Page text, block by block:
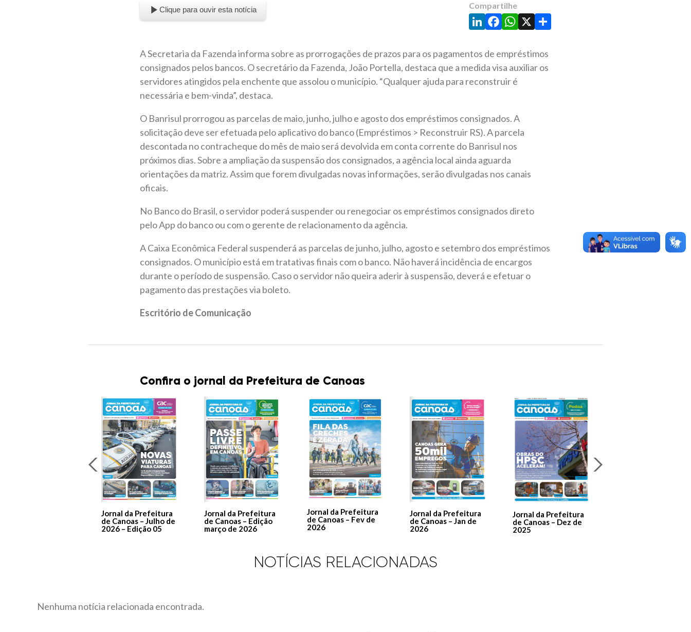
Clique para ouvir esta notícia Compartilhe
LinkedIn
Facebook
WhatsApp
X Share
A Secretaria da Fazenda informa sobre as prorrogações de prazos para os pagamentos de empréstimos
consignados pelos bancos. O secretário da Fazenda, João Portella, destaca que a medida visa auxiliar os
servidores atingidos pela enchente que assolou o município. “Qualquer ajuda para reconstruir é
necessária e bem-vinda”, destaca.
O Banrisul prorrogou as parcelas de maio, junho, julho e agosto dos empréstimos consignados. A
solicitação deve ser efetuada pelo aplicativo do banco (Empréstimos > Reconstruir RS). A parcela
descontada no contracheque do mês de maio será devolvida em conta corrente do Banrisul nos
próximos dias. Sobre a ampliação da suspensão dos consignados, a agência local ainda aguarda
orientações da matriz. Assim que forem divulgadas novas informações, serão divulgadas nos canais
oficais.
No Banco do Brasil, o servidor poderá suspender ou renegociar os empréstimos consignados direto
pelo App do banco ou com o gerente de relacionamento da agência.
A Caixa Econômica Federal suspenderá as parcelas de junho, julho, agosto e setembro dos empréstimos
consignados. O município está em tratativas finais com o banco. Não haverá incidência de encargos
durante o período de suspensão. Caso o servidor não queira aderir à suspensão, deverá e efetuar o
pagamento das prestações via boleto.
Escritório de Comunicação
Confira o jornal da Prefeitura de Canoas
Jornal da Prefeitura
de Canoas – Julho de
2026 – Edição 05
Jornal da Prefeitura
de Canoas – Edição
março de 2026
Jornal da Prefeitura
de Canoas – Fev de
2026
Jornal da Prefeitura
de Canoas – Jan de
2026
Jornal da Prefeitura
de Canoas – Dez de
2025
NOTÍCIAS RELACIONADAS
Nenhuma notícia relacionada encontrada.